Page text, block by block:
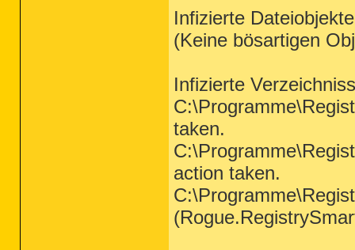
Infizierte
(Keine bösartigen
Infizierte
taken.
action taken.